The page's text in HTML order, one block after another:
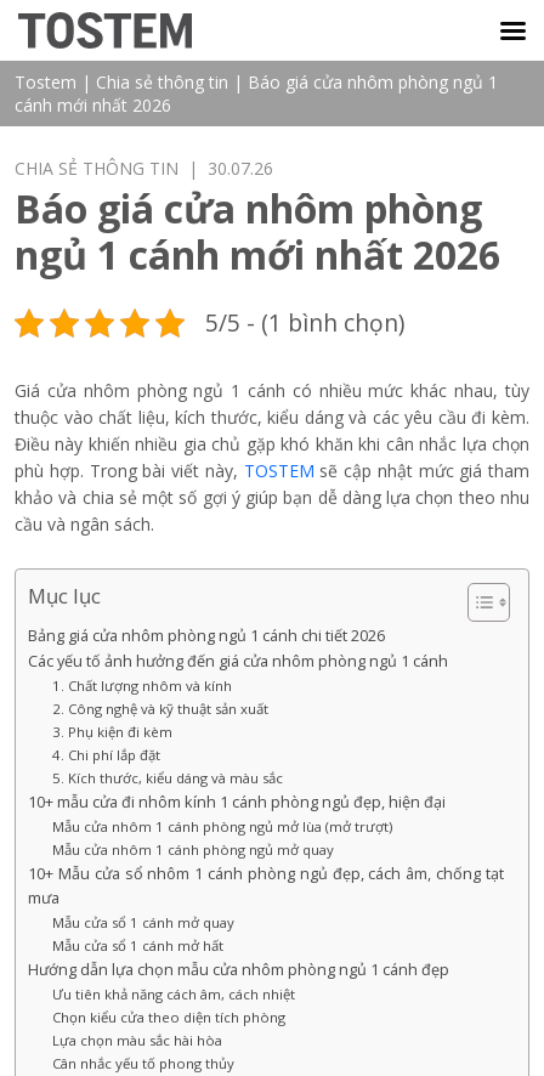
Tostem | Chia sẻ thông tin | Báo giá cửa nhôm phòng ngủ 1
cánh mới nhất 2026
CHIA SẺ THÔNG TIN | 30.07.26
Báo giá cửa nhôm phòng
ngủ 1 cánh mới nhất 2026
5/5 - (1 bình chọn)
Giá cửa nhôm phòng ngủ 1 cánh có nhiều mức khác nhau, tùy
thuộc vào chất liệu, kích thước, kiểu dáng và các yêu cầu đi kèm.
Điều này khiến nhiều gia chủ gặp khó khăn khi cân nhắc lựa chọn
phù hợp. Trong bài viết này, TOSTEM sẽ cập nhật mức giá tham
khảo và chia sẻ một số gợi ý giúp bạn dễ dàng lựa chọn theo nhu
cầu và ngân sách.
Mục lục
Bảng giá cửa nhôm phòng ngủ 1 cánh chi tiết 2026
Các yếu tố ảnh hưởng đến giá cửa nhôm phòng ngủ 1 cánh
1. Chất lượng nhôm và kính
2. Công nghệ và kỹ thuật sản xuất
3. Phụ kiện đi kèm
4. Chi phí lắp đặt
5. Kích thước, kiểu dáng và màu sắc
10+ mẫu cửa đi nhôm kính 1 cánh phòng ngủ đẹp, hiện đại
Mẫu cửa nhôm 1 cánh phòng ngủ mở lùa (mở trượt)
Mẫu cửa nhôm 1 cánh phòng ngủ mở quay
10+ Mẫu cửa sổ nhôm 1 cánh phòng ngủ đẹp, cách âm, chống tạt
mưa
Mẫu cửa sổ 1 cánh mở quay
Mẫu cửa sổ 1 cánh mở hất
Hướng dẫn lựa chọn mẫu cửa nhôm phòng ngủ 1 cánh đẹp
Ưu tiên khả năng cách âm, cách nhiệt
Chọn kiểu cửa theo diện tích phòng
Lựa chọn màu sắc hài hòa
Cân nhắc yếu tố phong thủy
TOSTEM VIỆT NAM